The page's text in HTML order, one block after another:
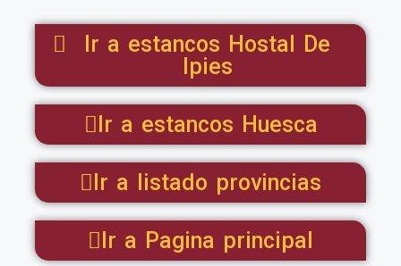
Ir a estancos Hostal De
Ipies
Ir a estancos Huesca
Ir a listado provincias
Ir a Pagina principal